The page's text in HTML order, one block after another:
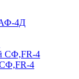
4Д
CФ,FR-4
СФ,FR-4